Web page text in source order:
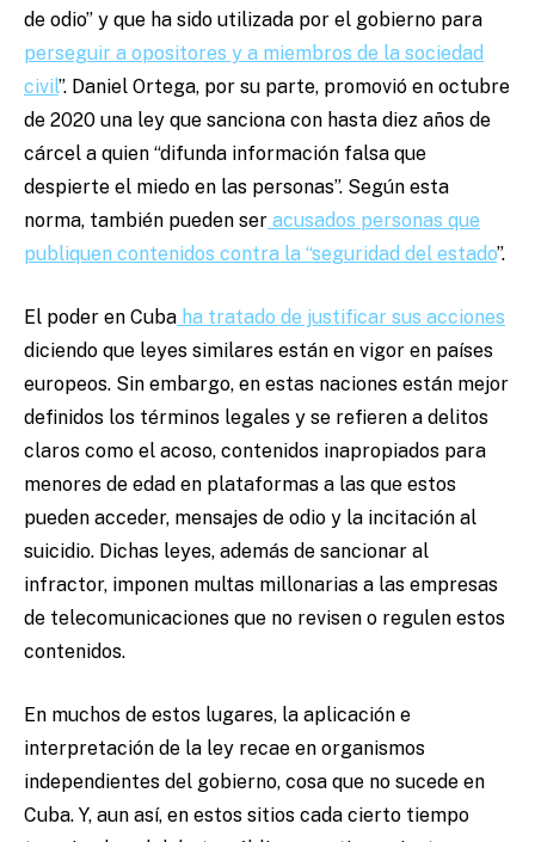
de odio” y que ha sido utilizada por el gobierno para
perseguir a opositores y a miembros de la sociedad
civil”. Daniel Ortega, por su parte, promovió en octubre
de 2020 una ley que sanciona con hasta diez años de
cárcel a quien “difunda información falsa que
despierte el miedo en las personas”. Según esta
norma, también pueden ser acusados personas que
publiquen contenidos contra la “seguridad del estado”.
El poder en Cuba ha tratado de justificar sus acciones
diciendo que leyes similares están en vigor en países
europeos. Sin embargo, en estas naciones están mejor
definidos los términos legales y se refieren a delitos
claros como el acoso, contenidos inapropiados para
menores de edad en plataformas a las que estos
pueden acceder, mensajes de odio y la incitación al
suicidio. Dichas leyes, además de sancionar al
infractor, imponen multas millonarias a las empresas
de telecomunicaciones que no revisen o regulen estos
contenidos.
En muchos de estos lugares, la aplicación e
interpretación de la ley recae en organismos
independientes del gobierno, cosa que no sucede en
Cuba. Y, aun así, en estos sitios cada cierto tiempo